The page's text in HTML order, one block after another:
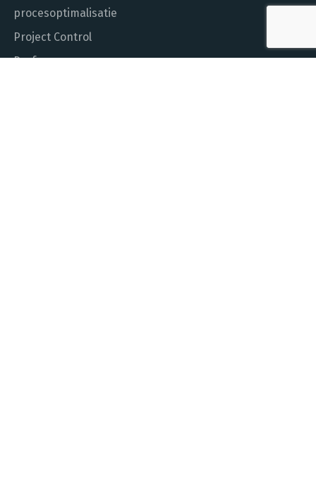
procesoptimalisatie
Project Control
Performance